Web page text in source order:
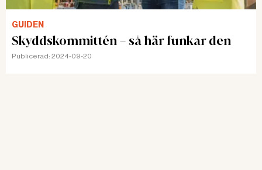
GUIDEN
Skyddskommittén – så här funkar den
Publicerad: 2024-09-20